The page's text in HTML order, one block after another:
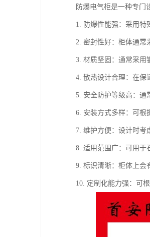
防爆电气柜是一种专门
1. 防爆性能强：采用特
2. 密封性好：柜体通常
3. 材质坚固：通常采用
4. 散热设计合理：在保
5. 安全防护等级高：通
6. 安装方式多样：可根
7. 维护方便：设计时考
8. 适用范围广：可用于
9. 标识清晰：柜体上会
10. 定制化能力强：可